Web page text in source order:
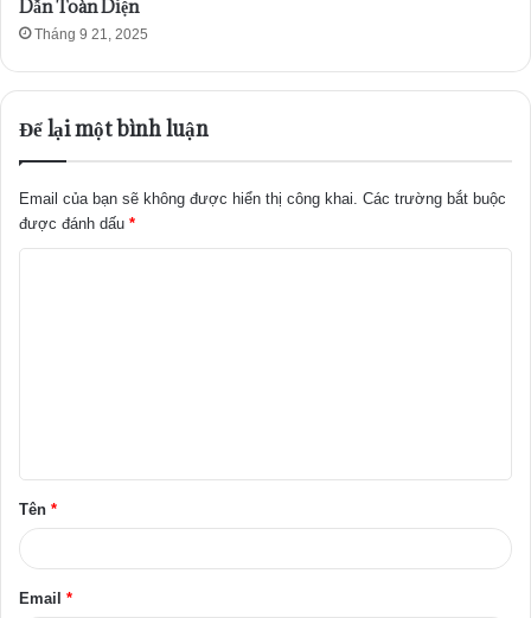
Dẫn Toàn Diện
Tháng 9 21, 2025
Để lại một bình luận
Email của bạn sẽ không được hiển thị công khai. Các trường bắt buộc
được đánh dấu *
ậ
n
Tên *
Email *